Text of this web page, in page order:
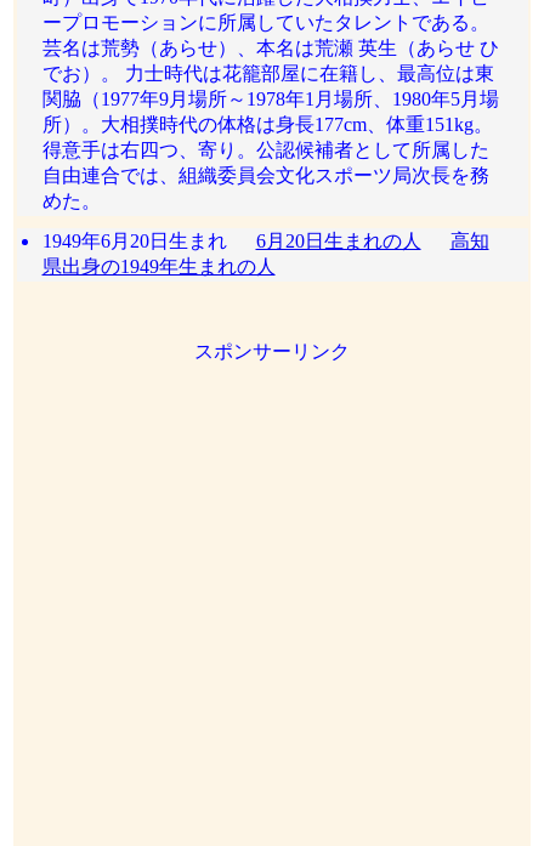
ープロモーションに所属していたタレントである。
芸名は荒勢（あらせ）、本名は荒瀬 英生（あらせ ひ
でお）。 力士時代は花籠部屋に在籍し、最高位は東
関脇（1977年9月場所～1978年1月場所、1980年5月場
所）。大相撲時代の体格は身長177cm、体重151kg。
得意手は右四つ、寄り。公認候補者として所属した
自由連合では、組織委員会文化スポーツ局次長を務
めた。
1949年6月20日生まれ 6月20日生まれの人
高知
県出身の1949年生まれの人
スポンサーリンク